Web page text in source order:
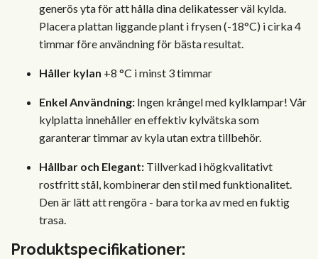
generös yta för att hålla dina delikatesser väl kylda.
Placera plattan liggande plant i frysen (-18°C) i cirka 4
timmar före användning för bästa resultat.
Håller kylan +8 °C i minst 3 timmar
Enkel Användning: Ingen krångel med kylklampar! Vår
kylplatta innehåller en effektiv kylvätska som
garanterar timmar av kyla utan extra tillbehör.
Hållbar och Elegant: Tillverkad i högkvalitativt
rostfritt stål, kombinerar den stil med funktionalitet.
Den är lätt att rengöra - bara torka av med en fuktig
trasa.
Produktspecifikationer: